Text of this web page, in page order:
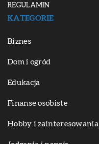
REGULAMIN
KATEGORIE
Biznes
Dom i ogród
Edukacja
Finanse osobiste
Hobby i zainteresowania